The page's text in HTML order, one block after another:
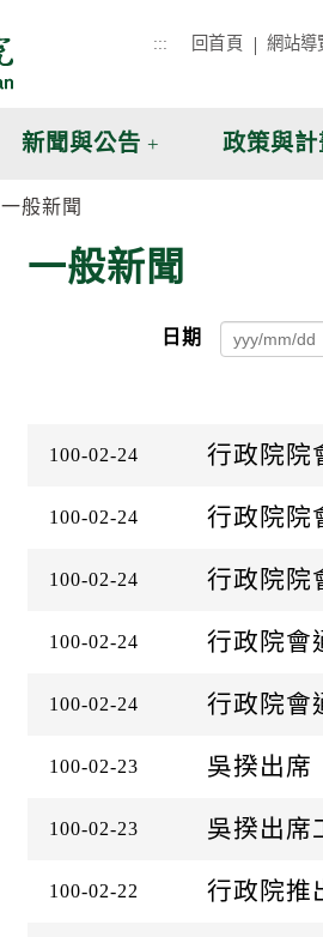
::: 回首頁 網站導
新聞與公告 政策與計
一般新聞
一般新聞
日期
行政院院
100-02-24
行政院院
100-02-24
行政院院
100-02-24
行政院會
100-02-24
行政院會
100-02-24
吳揆出席
100-02-23
吳揆出席
100-02-23
行政院推
100-02-22